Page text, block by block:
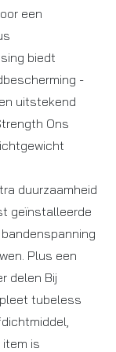
een
biedt
-
uitstekend
Ons
duurzaamheid
geïnstalleerde
Plus een
delen Bij
tubeless
is